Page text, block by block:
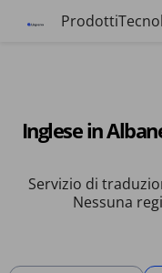
Prodotti
Inglese in
Servizio di
Nessuna